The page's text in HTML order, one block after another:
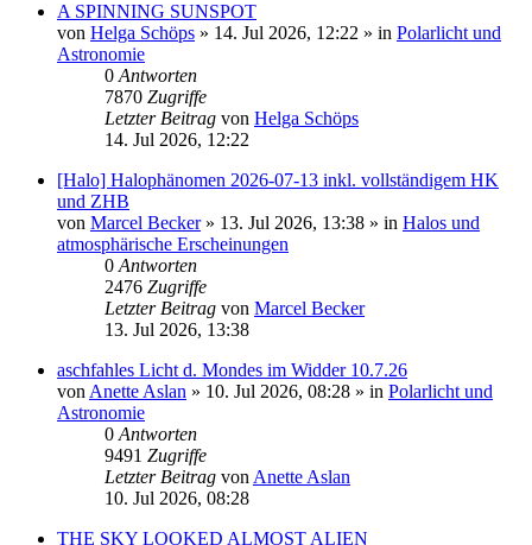
A SPINNING SUNSPOT
von Helga Schöps » 14. Jul 2026, 12:22 » in Polarlicht und
Astronomie
0 Antworten
7870 Zugriffe
Letzter Beitrag von Helga Schöps
14. Jul 2026, 12:22
[Halo] Halophänomen 2026-07-13 inkl. vollständigem HK
und ZHB
von Marcel Becker» 13. Jul 2026, 13:38 » in Halos und
atmosphärische Erscheinungen
0 Antworten
2476 Zugriffe
Letzter Beitrag von Marcel Becker
13. Jul 2026, 13:38
aschfahles Licht d. Mondes im Widder 10.7.26
von Anette Aslan » 10. Jul 2026, 08:28 » in Polarlicht und
Astronomie
0 Antworten
9491 Zugriffe
Letzter Beitrag von Anette Aslan
10. Jul 2026, 08:28
THE SKY LOOKED ALMOST ALIEN